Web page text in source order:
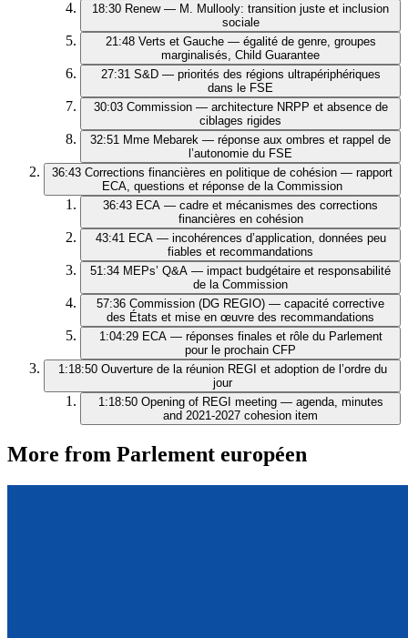
18:30 Renew — M. Mullooly: transition juste et inclusion
sociale
21:48 Verts et Gauche — égalité de genre, groupes
marginalisés, Child Guarantee
27:31 S&D — priorités des régions ultrapériphériques
dans le FSE
30:03 Commission — architecture NRPP et absence de
ciblages rigides
32:51 Mme Mebarek — réponse aux ombres et rappel de
l’autonomie du FSE
36:43 Corrections financières en politique de cohésion — rapport
ECA, questions et réponse de la Commission
36:43 ECA — cadre et mécanismes des corrections
financières en cohésion
43:41 ECA — incohérences d’application, données peu
fiables et recommandations
51:34 MEPs’ Q&A — impact budgétaire et responsabilité
de la Commission
57:36 Commission (DG REGIO) — capacité corrective
des États et mise en œuvre des recommandations
1:04:29 ECA — réponses finales et rôle du Parlement
pour le prochain CFP
1:18:50 Ouverture de la réunion REGI et adoption de l’ordre du
jour
1:18:50 Opening of REGI meeting — agenda, minutes
and 2021‑2027 cohesion item
More from Parlement européen